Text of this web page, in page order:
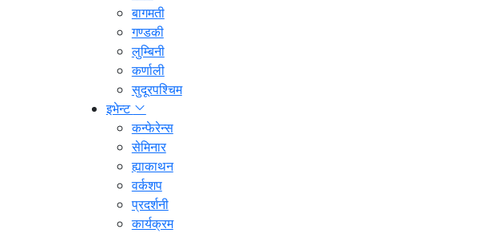
बागमती
गण्डकी
लुम्बिनी
कर्णाली
सुदूरपश्चिम
इभेन्ट
कन्फेरेन्स
सेमिनार
ह्याकाथन
वर्कशप
प्रदर्शनी
कार्यक्रम